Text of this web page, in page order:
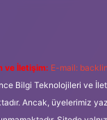
ve İletişim: E-mail:
Bilgi Teknolojileri ve
Ancak, üyelerimiz